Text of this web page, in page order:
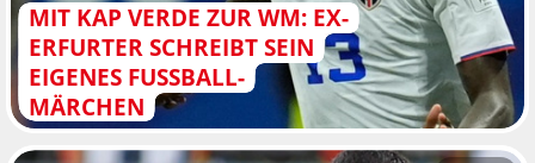
MIT KAP VERDE ZUR WM: EX-
ERFURTER SCHREIBT SEIN
EIGENES FUSSBALL-M
ÄRCHEN